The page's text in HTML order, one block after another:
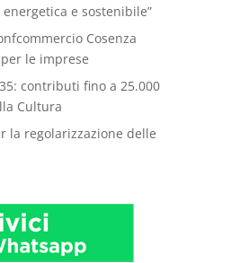
e sostenibile”
Cosenza
le imprese
contributi fino a 25.000
Cultura
la regolarizzazione delle